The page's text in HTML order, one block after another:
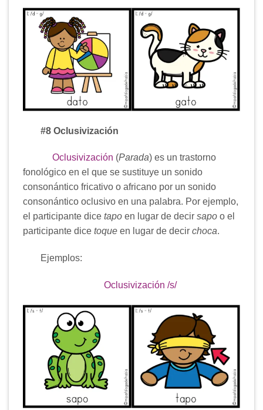
#8 Oclusivización
Oclusivización (Parada) es un trastorno
fonológico en el que se sustituye un sonido
consonántico fricativo o africano por un sonido
consonántico oclusivo en una palabra. Por ejemplo,
el participante dice tapo en lugar de decir sapo o el
participante dice toque en lugar de decir choca.
Ejemplos:
Oclusivización /s/